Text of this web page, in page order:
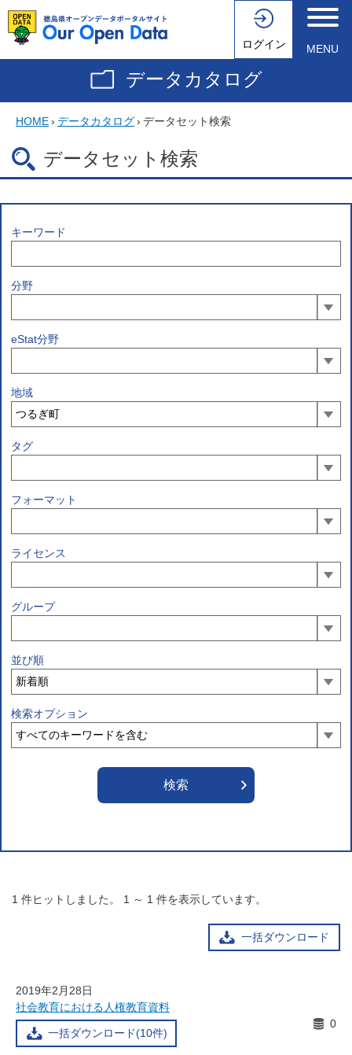
ログイン MENU
データカタログ
HOME› データカタログ› データセット検索
データセット検索
キーワード
分野
eStat分野
地域
タグ
フォーマット
ライセンス
グループ
並び順
検索オプション
1 件ヒットしました。 1 ～ 1 件を表示しています。
一括ダウンロード
2019年2月28日
社会教育における人権教育資料
一括ダウンロード(10件)
0